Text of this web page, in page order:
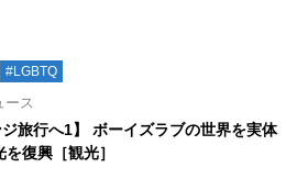
#LGBTQ
ース
ジ旅行へ1】 ボーイズラブの世界を実体
復興［観光］